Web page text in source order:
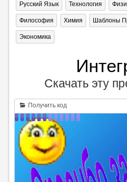
Русский Язык Технология
Философия Химия Шаблоны
Экономика
Скачать эту
Получить код